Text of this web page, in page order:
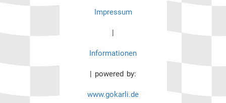
Impressum
|
Informationen
| powered by:
www.gokarli.de